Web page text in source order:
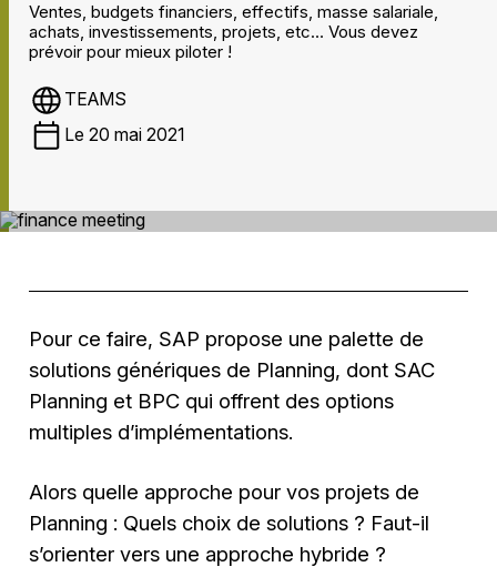
Ventes, budgets financiers, effectifs, masse salariale,
achats, investissements, projets, etc… Vous devez
prévoir pour mieux piloter !
TEAMS
Le 20 mai 2021
Pour ce faire, SAP propose une palette de
solutions génériques de Planning, dont SAC
Planning et BPC qui offrent des options
multiples d’implémentations.
Alors quelle approche pour vos projets de
Planning : Quels choix de solutions ? Faut-il
s’orienter vers une approche hybride ?